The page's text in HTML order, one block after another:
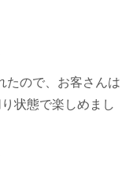
たので、お客さんは
状態で楽しめまし